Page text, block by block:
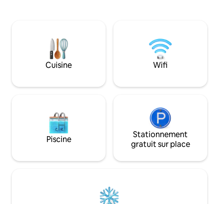
les serviettes sont fournies, et chaque
détail est mis en place pour votre plaisir.
Détendez-vous sur le balcon avec vue
sur le parc et les monuments de la ville. »
Cuisine Wifi
Piscine
Stationnement
gratuit sur place